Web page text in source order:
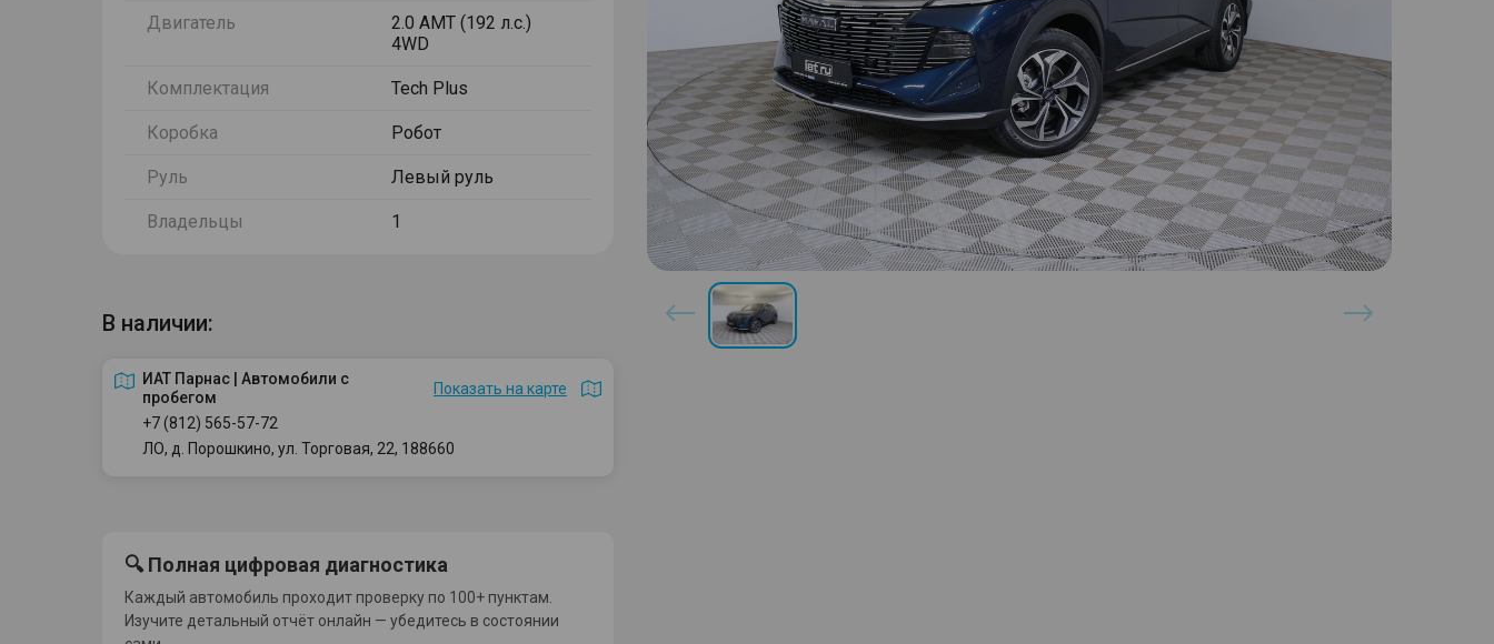
Двигатель
2.0 AMT (192 л.с.)
4WD
Комплектация Tech Plus
Коробка Робот
Руль Левый руль
Владельцы 1
В наличии:
ИАТ Парнас | Автомобили с
пробегом
Показать на карте
+7 (812) 565-57-72
ЛО, д. Порошкино, ул. Торговая, 22, 188660
🔍 Полная цифровая диагностика
Каждый автомобиль проходит проверку по 100+ пунктам.
Изучите детальный отчёт онлайн — убедитесь в состоянии